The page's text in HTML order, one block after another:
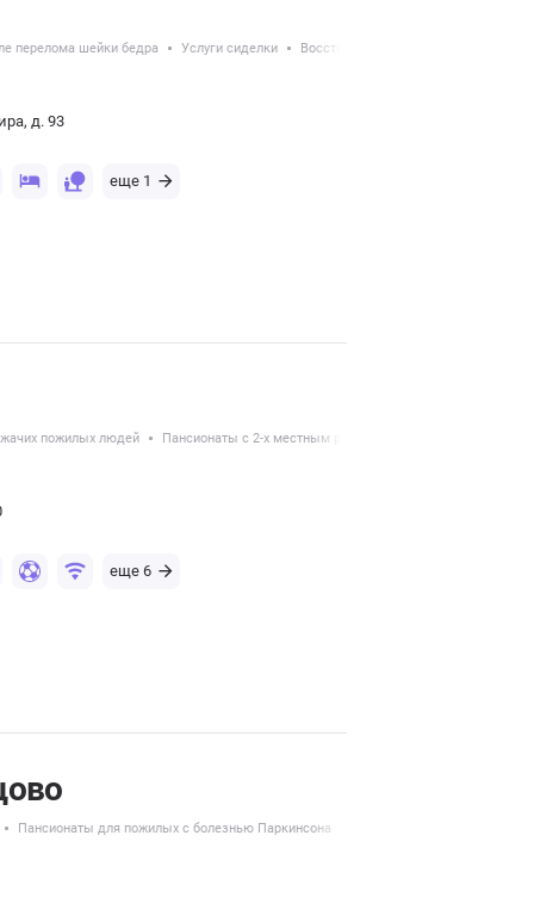
перелома шейки бедра Услуги сиделки Восстановление после травм
д. 93
еще 1
пожилых людей Пансионаты с 2-х местным размещением
еще 6
Пансионаты для пожилых с болезнью Паркинсона